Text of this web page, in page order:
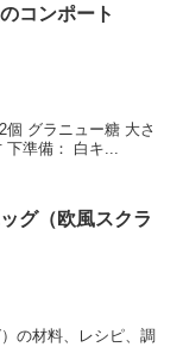
コンポート
グラニュー糖 大さ
下準備： 白キ...
グ（欧風スクラ
の材料、レシピ、調